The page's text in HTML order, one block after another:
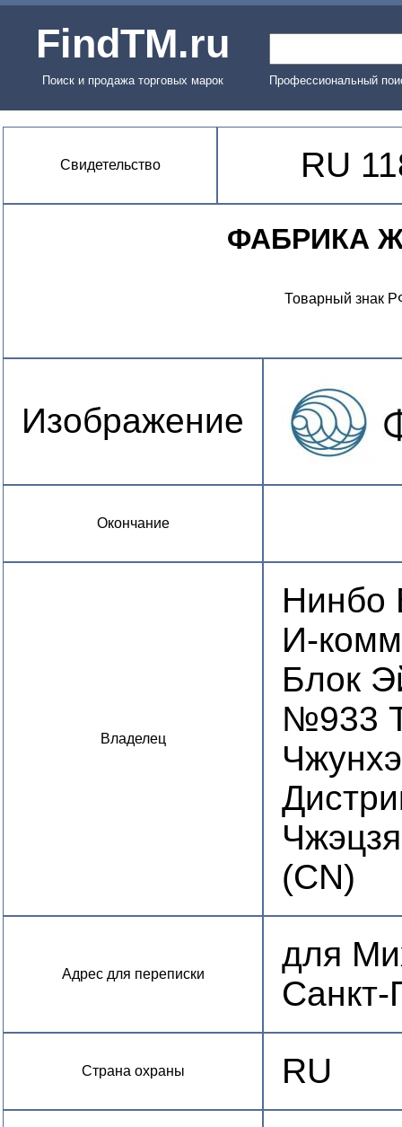
FindTM.ru
Поиск и продажа торговых марок Профессиональный
Свидетельство RU
ФАБРИКА
Товарный знак
Изображение
Окончание
Владелец
Нинбо
И-
Блок
№933
(CN)
Адрес для переписки
для
Санкт-
Страна охраны
RU